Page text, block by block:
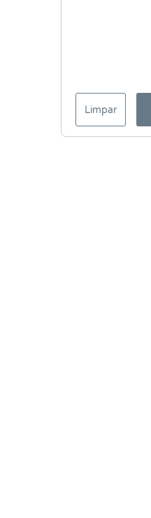
Limpar